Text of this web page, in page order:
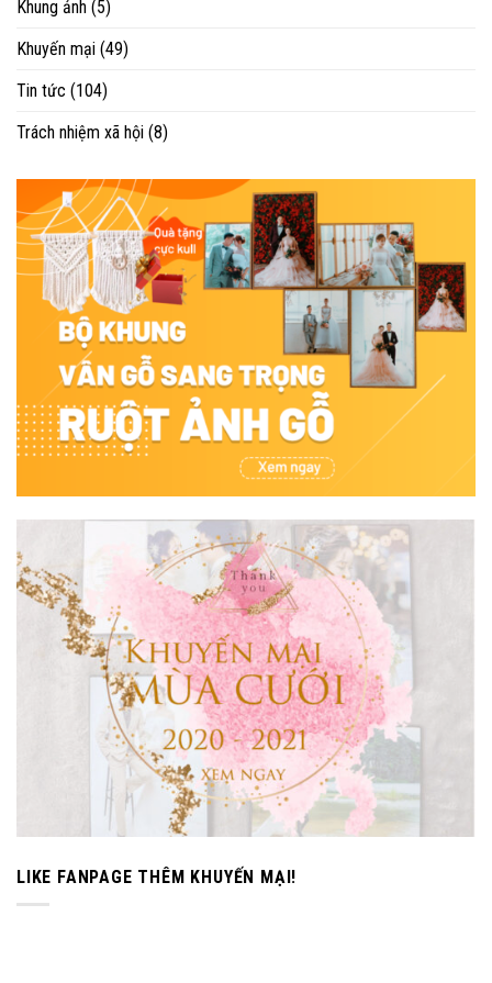
Khung ảnh (5)
Khuyến mại (49)
Tin tức (104)
Trách nhiệm xã hội (8)
LIKE FANPAGE THÊM KHUYẾN MẠI!